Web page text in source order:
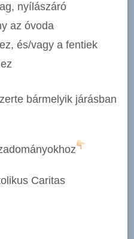
nyílászáró
az óvoda
és/vagy a fentiek
bármelyik járásban
Caritas